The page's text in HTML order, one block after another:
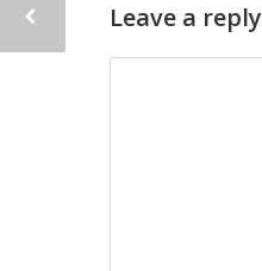
Leave a reply